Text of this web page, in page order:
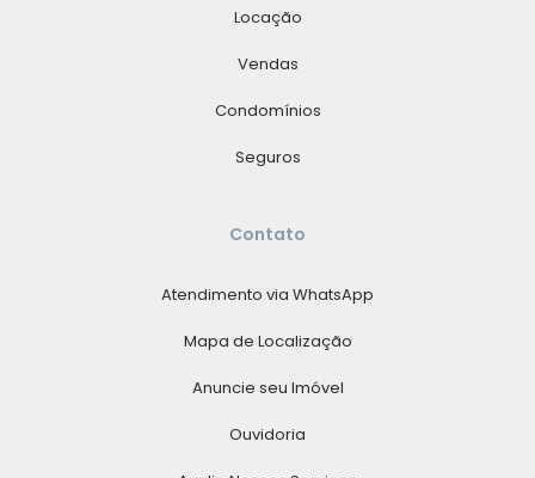
Locação
Vendas
Condomínios
Seguros
Contato
Atendimento via WhatsApp
Mapa de Localização
Anuncie seu Imóvel
Ouvidoria